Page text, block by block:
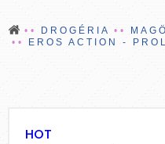
DROGÉRIA
EROS ACTION -
HOT